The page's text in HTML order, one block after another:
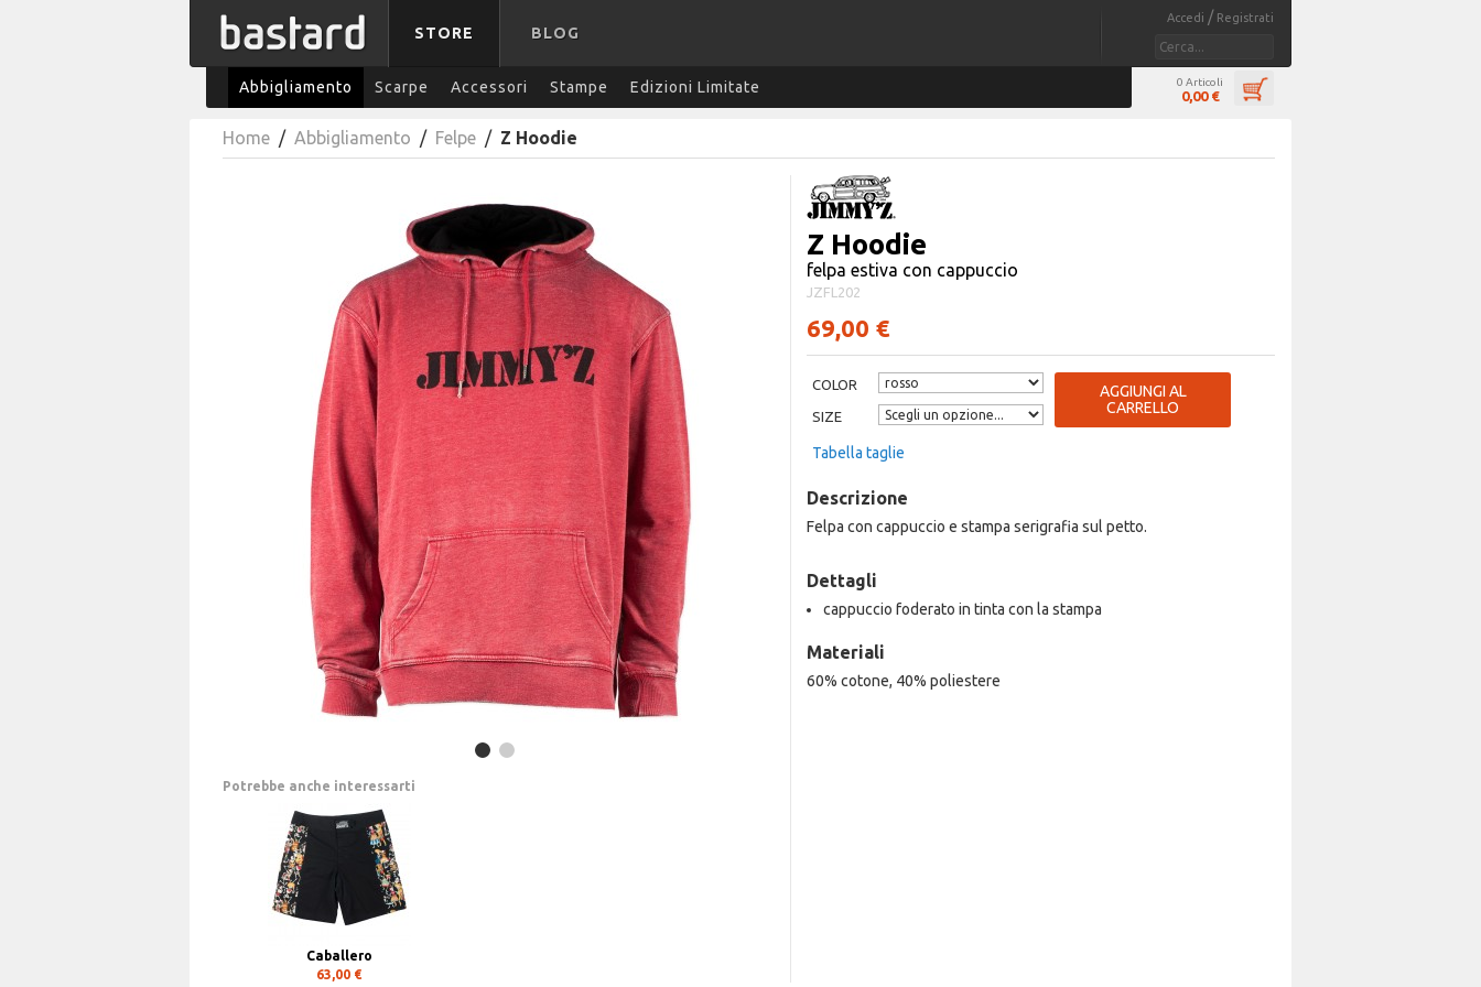
Accedi / Registrati
STORE BLOG
Abbigliamento Scarpe Accessori Stampe Edizioni Limitate 0 Articoli
0,00 €
Home / Abbigliamento / Felpe / Z Hoodie
Z Hoodie
felpa estiva con cappuccio
JZFL202
69,00 €
COLOR
SIZE
Tabella taglie
AGGIUNGI AL
CARRELLO
Descrizione
Felpa con cappuccio e stampa serigrafia sul petto.
Dettagli
cappuccio foderato in tinta con la stampa
Materiali
60% cotone, 40% poliestere
Potrebbe anche interessarti
Caballero
63,00 €